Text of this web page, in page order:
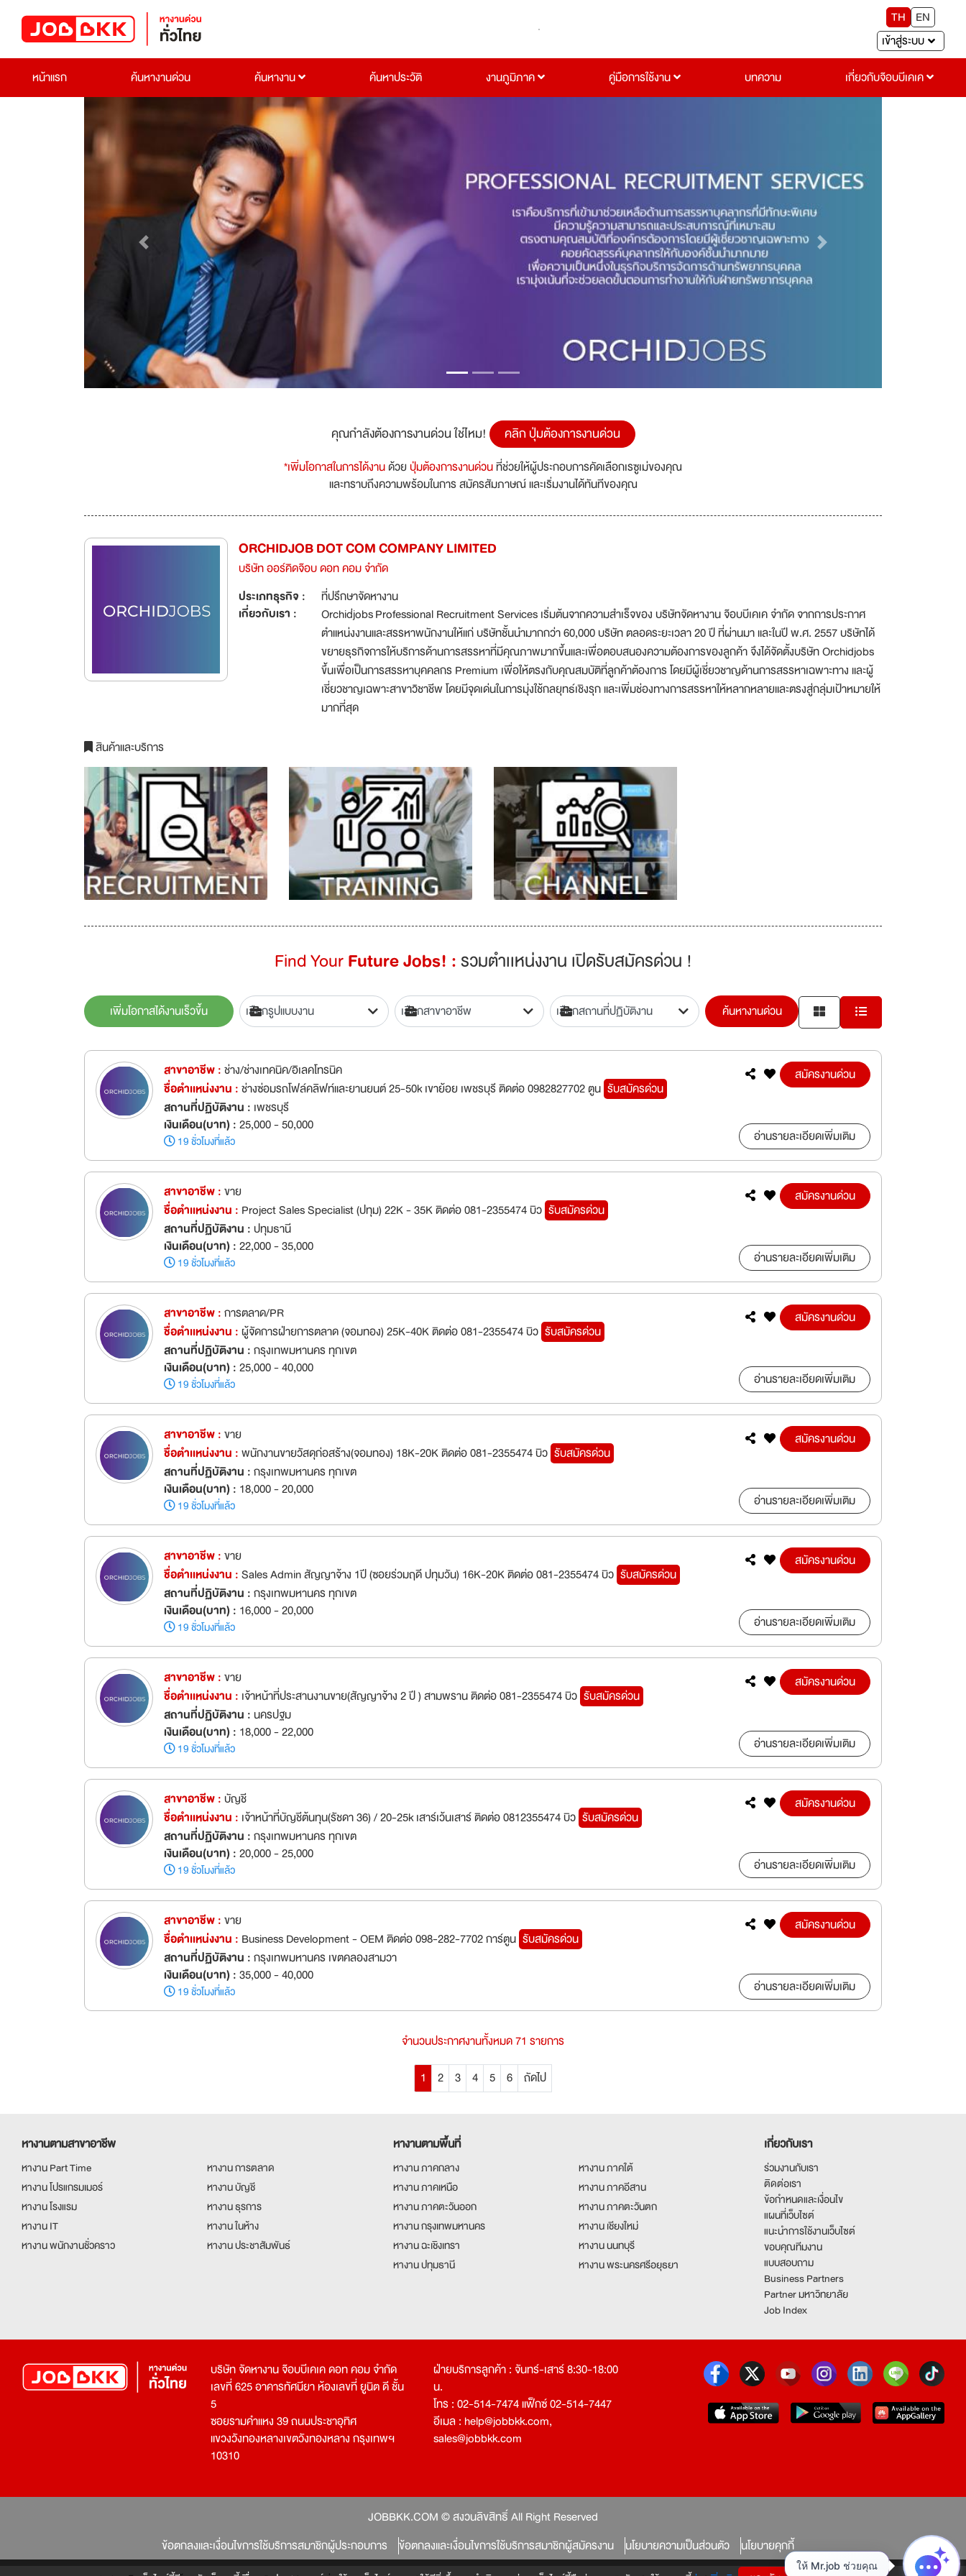
TH
EN
เข้าสู่ระบบ
หน้าแรก
ค้นหางานด่วน ค้นหางาน ค้นหาประวัติ งานภูมิภาค คู่มือการใช้งาน บทความ เกี่ยวกับจ๊อบบีเคเค
Previous Next
คุณกำลังต้องการงานด่วน ใช่ไหม! คลิก ปุ่มต้องการงานด่วน
*เพิ่มโอกาสในการได้งานด้วยปุ่มต้องการงานด่วนที่ช่วยให้ผู้ประกอบการคัดเลือกเรซูเม่ของคุณ
และทราบถึงความพร้อมในการ สมัครสัมภาษณ์ และเริ่มงานได้ทันทีของคุณ
ORCHIDJOB DOT COM COMPANY LIMITED
บริษัท ออร์คิดจ๊อบ ดอท คอม จำกัด
ประเภทธุรกิจ :
ที่ปรึกษาจัดหางาน
เกี่ยวกับเรา :
Orchid่jobs Professional Recruitment Services เริ่มต้นจากความสำเร็จของ บริษัทจัดหางาน จ๊อบบีเคเค จำกัด จากการประกาศ
ตำแหน่งงานและสรรหาพนักงานให้แก่ บริษัทชั้นนำมากกว่า 60,000 บริษัท ตลอดระยะเวลา 20 ปี ที่ผ่านมา และในปี พ.ศ. 2557 บริษัทได้
ขยายธุรกิจการให้บริการด้านการสรรหาที่มีคุณภาพมากขึ้นและเพื่อตอบสนองความต้องการของลูกค้า จึงได้จัดตั้งบริษัท Orchidjobs
ขึ้นเพื่อเป็นการสรรหาบุคคลกร Premium เพื่อให้ตรงกับคุณสมบัติที่ลูกค้าต้องการ โดยมีผู้เชี่ยวชาญด้านการสรรหาเฉพาะทาง และผู้
เชี่ยวชาญเฉพาะสาขาวิชาชีพ โดยมีจุดเด่นในการมุ่งใช้กลยุทธ์เชิงรุก และเพิ่มช่องทางการสรรหาให้หลากหลายและตรงสู่กลุ่มเป้าหมายให้
มากที่สุด
สินค้าและบริการ
Find YourFuture Jobs! :รวมตำเเหน่งงาน เปิดรับสมัครด่วน !
เพิ่มโอกาสได้งานเร็วขึ้น ค้นหางานด่วน
สาขาอาชีพ :ช่าง/ช่างเทคนิค/อิเลคโทรนิค
ชื่อตำเเหน่งงาน :ช่างซ่อมรถโฟล์คลิฟท์และยานยนต์ 25-50k เขาย้อย เพชรบุรี ติดต่อ 0982827702 ตูน รับสมัครด่วน
สถานที่ปฏิบัติงาน : เพชรบุรี
เงินเดือน(บาท) :25,000 - 50,000
19 ชั่วโมงที่แล้ว
สมัครงานด่วน
อ่านรายละเอียดเพิ่มเติม
สาขาอาชีพ :ขาย
ชื่อตำเเหน่งงาน : Project Sales Specialist (ปทุม) 22K - 35K ติดต่อ 081-2355474 บิว รับสมัครด่วน
สถานที่ปฏิบัติงาน :ปทุมธานี
เงินเดือน(บาท) :22,000 - 35,000
19 ชั่วโมงที่แล้ว
สมัครงานด่วน
อ่านรายละเอียดเพิ่มเติม
สาขาอาชีพ :การตลาด/PR
ชื่อตำเเหน่งงาน :ผู้จัดการฝ่ายการตลาด (จอมทอง) 25K-40K ติดต่อ 081-2355474 บิว รับสมัครด่วน
สถานที่ปฏิบัติงาน :กรุงเทพมหานคร ทุกเขต
เงินเดือน(บาท) :25,000 - 40,000
19 ชั่วโมงที่แล้ว
สมัครงานด่วน
อ่านรายละเอียดเพิ่มเติม
สาขาอาชีพ :ขาย
ชื่อตำเเหน่งงาน :พนักงานขายวัสดุก่อสร้าง(จอมทอง) 18K-20K ติดต่อ 081-2355474 บิว รับสมัครด่วน
สถานที่ปฏิบัติงาน :กรุงเทพมหานคร ทุกเขต
เงินเดือน(บาท) : 18,000 - 20,000
19 ชั่วโมงที่แล้ว
สมัครงานด่วน
อ่านรายละเอียดเพิ่มเติม
สาขาอาชีพ :ขาย
ชื่อตำเเหน่งงาน :Sales Admin สัญญาจ้าง 1ปี (ซอยร่วมฤดี ปทุมวัน) 16K-20K ติดต่อ 081-2355474 บิว รับสมัครด่วน
สถานที่ปฏิบัติงาน :กรุงเทพมหานคร ทุกเขต
เงินเดือน(บาท) : 16,000 - 20,000
19 ชั่วโมงที่แล้ว
สมัครงานด่วน
อ่านรายละเอียดเพิ่มเติม
สาขาอาชีพ :ขาย
ชื่อตำเเหน่งงาน : เจ้าหน้าที่ประสานงานขาย(สัญญาจ้าง 2 ปี ) สามพราน ติดต่อ 081-2355474 บิว รับสมัครด่วน
สถานที่ปฏิบัติงาน : นครปฐม
เงินเดือน(บาท) : 18,000 - 22,000
19 ชั่วโมงที่แล้ว
สมัครงานด่วน
อ่านรายละเอียดเพิ่มเติม
สาขาอาชีพ :บัญชี
ชื่อตำเเหน่งงาน : เจ้าหน้าที่บัญชีต้นทุน(รัชดา 36) / 20-25k เสาร์เว้นเสาร์ ติดต่อ 0812355474 บิว รับสมัครด่วน
สถานที่ปฏิบัติงาน :กรุงเทพมหานคร ทุกเขต
เงินเดือน(บาท) :20,000 - 25,000
19 ชั่วโมงที่แล้ว
สมัครงานด่วน
อ่านรายละเอียดเพิ่มเติม
สาขาอาชีพ :ขาย
ชื่อตำเเหน่งงาน : Business Development - OEM ติดต่อ 098-282-7702 การ์ตูน รับสมัครด่วน
สถานที่ปฏิบัติงาน :กรุงเทพมหานคร เขตคลองสามวา
เงินเดือน(บาท) :35,000 - 40,000
19 ชั่วโมงที่แล้ว
สมัครงานด่วน
อ่านรายละเอียดเพิ่มเติม
จำนวนประกาศงานทั้งหมด 71 รายการ
1
2 3 4 5 6 ถัดไป
หางานตามสาขาอาชีพ
หางาน Part Time
หางาน การตลาด
หางาน โปรแกรมเมอร์
หางาน บัญชี
หางาน โรงแรม
หางาน ธุรการ
หางาน IT
หางาน ในห้าง
หางาน พนักงานชั่วคราว
หางาน ประชาสัมพันธ์
หางานตามพื้นที่
หางาน ภาคกลาง
หางาน ภาคใต้
หางาน ภาคเหนือ
หางาน ภาคอีสาน
หางาน ภาคตะวันออก
หางาน ภาคตะวันตก
หางาน กรุงเทพมหานคร
หางาน เชียงใหม่
หางาน ฉะเชิงเทรา
หางาน นนทบุรี
หางาน ปทุมธานี
หางาน พระนครศรีอยุธยา
เกี่ยวกับเรา
ร่วมงานกับเรา
ติดต่อเรา
ข้อกำหนดและเงื่อนไข
แผนที่เว็บไซต์
แนะนำการใช้งานเว็บไซต์
ขอบคุณทีมงาน
แบบสอบถาม
Business Partners
Partner มหาวิทยาลัย
Job Index
บริษัท จัดหางาน จ๊อบบีเคเค ดอท คอม จำกัด
เลขที่ 625 อาคารทัศนียา ห้องเลขที่ ยูนิต ดี ชั้น
5
ซอยรามคำแหง 39 ถนนประชาอุทิศ
แขวงวังทองหลางเขตวังทองหลาง กรุงเทพฯ
10310
ฝ่ายบริการลูกค้า : จันทร์-เสาร์ 8:30-18:00
น.
โทร : 02-514-7474 แฟ็กซ์ 02-514-7447
อีเมล : help@jobbkk.com,
sales@jobbkk.com
JOBBKK.COM © สงวนลิขสิทธิ์ All Right Reserved
ข้อตกลงและเงื่อนไขการใช้บริการสมาชิกผู้ประกอบการ
ข้อตกลงและเงื่อนไขการใช้บริการสมาชิกผู้สมัครงาน นโยบายความเป็นส่วนตัว
นโยบายคุกกี้